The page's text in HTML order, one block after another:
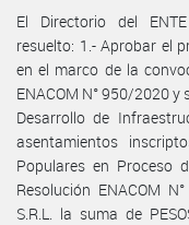
El Directorio del ENTE
resuelto: 1.- Aprobar el
en el marco de la
ENACOM N° 950/2020
Desarrollo de
asentamientos
Populares en Proceso
Resolución ENACOM
S.R.L. la suma de